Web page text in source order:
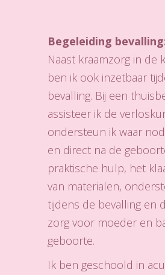
Begeleiding
Naast kraamzorg in de
ben ik ook inzetbaar
bevalling. Bij een
assisteer ik de
ondersteun ik waar
en direct na de
praktische hulp, het
van materialen,
tijdens de bevalling en
zorg voor moeder en
geboorte.
Ik ben geschoold in